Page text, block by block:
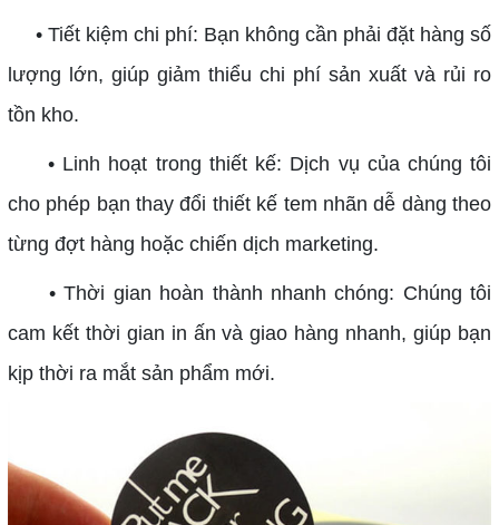
• Tiết kiệm chi phí: Bạn không cần phải đặt hàng số
lượng lớn, giúp giảm thiểu chi phí sản xuất và rủi ro
tồn kho.
• Linh hoạt trong thiết kế: Dịch vụ của chúng tôi
cho phép bạn thay đổi thiết kế tem nhãn dễ dàng theo
từng đợt hàng hoặc chiến dịch marketing.
• Thời gian hoàn thành nhanh chóng: Chúng tôi
cam kết thời gian in ấn và giao hàng nhanh, giúp bạn
kịp thời ra mắt sản phẩm mới.